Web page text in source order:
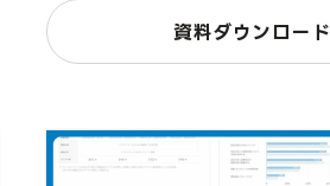
資料ダウンロード